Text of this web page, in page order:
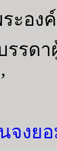
ะอง
บรร
จงย